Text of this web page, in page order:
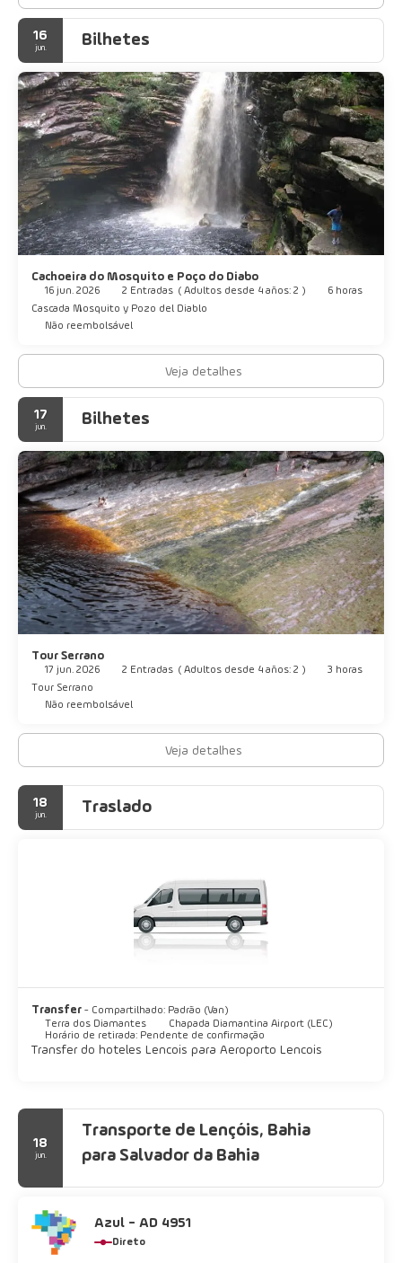
16
jun. Bilhetes
Cachoeira do Mosquito e Poço do Diabo
16 jun. 2026 2 Entradas ( Adultos desde 4 años: 2 )
6 horas
Cascada Mosquito y Pozo del Diablo
Não reembolsável
Veja detalhes
17
jun. Bilhetes
Tour Serrano
17 jun. 2026 2 Entradas ( Adultos desde 4 años: 2 )
3 horas
Tour Serrano
Não reembolsável
Veja detalhes
18
jun. Traslado
Transfer - Compartilhado: Padrão (Van)
Terra dos Diamantes
Chapada Diamantina Airport (LEC)
Horário de retirada: Pendente de confirmação
Transfer do hoteles Lencois para Aeroporto Lencois
18
jun.
Transporte de Lençóis, Bahia
para Salvador da Bahia
Azul - AD 4951
Direto